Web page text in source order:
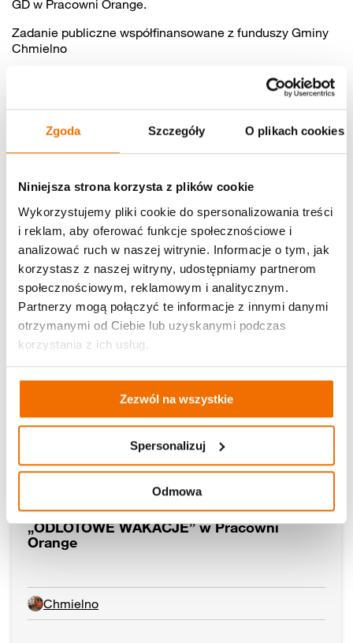
Zgoda Szczegóły O plikach cookies
Niniejsza strona korzysta z plików cookie
Wykorzystujemy pliki cookie do spersonalizowania treści
i reklam, aby oferować funkcje społecznościowe i
analizować ruch w naszej witrynie. Informacje o tym, jak
korzystasz z naszej witryny, udostępniamy partnerom
społecznościowym, reklamowym i analitycznym.
Partnerzy mogą połączyć te informacje z innymi danymi
otrzymanymi od Ciebie lub uzyskanymi podczas
korzystania z ich usług.
Zezwól na wszystkie
Spersonalizuj
Odmowa
GD w Pracowni Orange.
Zadanie publiczne współfinansowane z funduszy Gminy
Chmielno
Angelika Leyk
Udostępnij:
Aktualności
„ODLOTOWE WAKACJE” w Pracowni
Orange
Chmielno